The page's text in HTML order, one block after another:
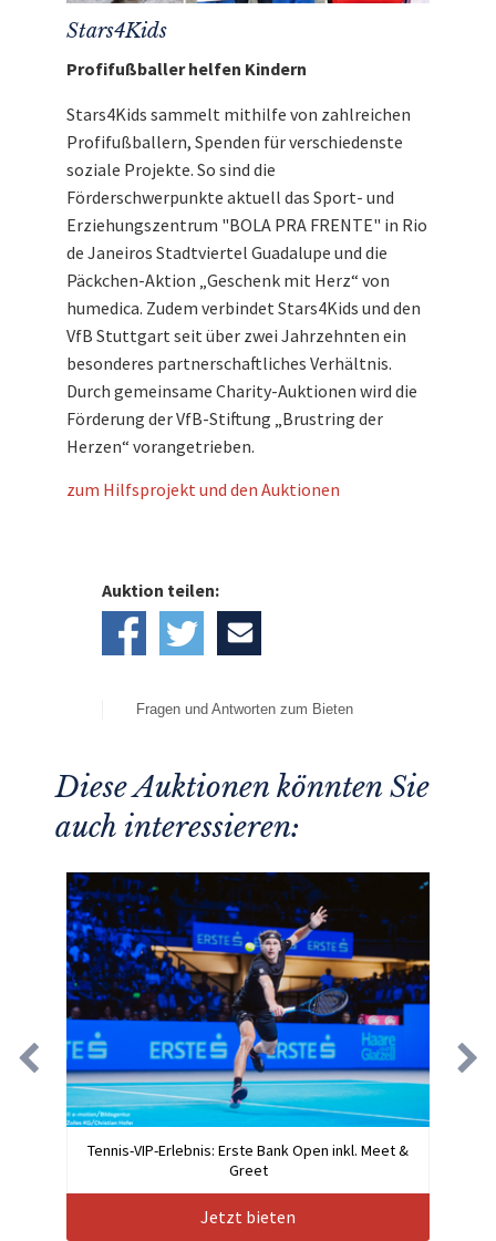
Stars4Kids
Profifußballer helfen Kindern
Stars4Kids sammelt mithilfe von zahlreichen
Profifußballern, Spenden für verschiedenste
soziale Projekte. So sind die
Förderschwerpunkte aktuell das Sport- und
Erziehungszentrum "BOLA PRA FRENTE" in Rio
de Janeiros Stadtviertel Guadalupe und die
Päckchen-Aktion „Geschenk mit Herz“ von
humedica. Zudem verbindet Stars4Kids und den
VfB Stuttgart seit über zwei Jahrzehnten ein
besonderes partnerschaftliches Verhältnis.
Durch gemeinsame Charity-Auktionen wird die
Förderung der VfB-Stiftung „Brustring der
Herzen“ vorangetrieben.
zum Hilfsprojekt und den Auktionen
Auktion teilen:
Fragen und Antworten zum Bieten
Diese Auktionen könnten Sie
auch interessieren:
Tennis-VIP-Erlebnis: Erste Bank Open inkl. Meet &
Greet
Jetzt bieten